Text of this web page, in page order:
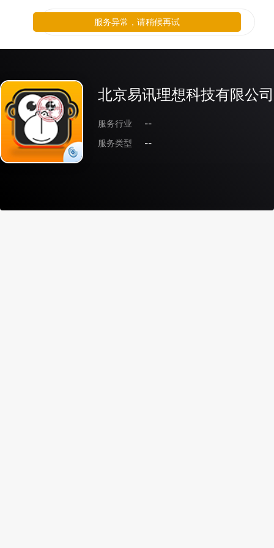
北京易讯理想科技有限公司
服务行业
--
服务类型
--
服务异常，请稍候再试